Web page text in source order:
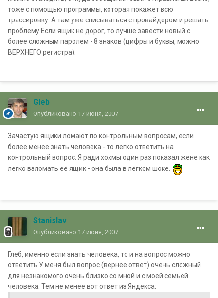
тоже с помощью программы, которая покажет всю
трассировку. А там уже списываться с провайдером и решать
проблему.Если ящик не дорог, то лучше завести новый с
более сложным паролем - 8 знаков (цифры и буквы, можно
ВЕРХНЕГО регистра).
Gleb
Опубликовано 17 июня, 2007
Зачастую ящики ломают по контрольным вопросам, если
более менее знать человека - то легко ответить на
контрольный вопрос. Я ради хохмы один раз показал жене как
легко взломать её ящик - она была в лёгком шоке.
Stanislav
Опубликовано 17 июня, 2007
Глеб, именно если знать человека, то и на вопрос можно
ответить.У меня был вопрос (вернее ответ) очень сложный
для незнакомого очень близко со мной и с моей семьей
человека. Тем не менее вот ответ из Яндекса: